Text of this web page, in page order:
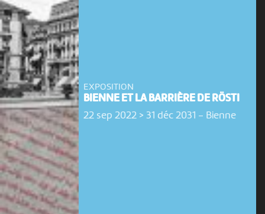
EXPOSITION
BIENNE ET LA BARRIÈRE DE RÖSTI
22 sep 2022 > 31 déc 2031 - Bienne